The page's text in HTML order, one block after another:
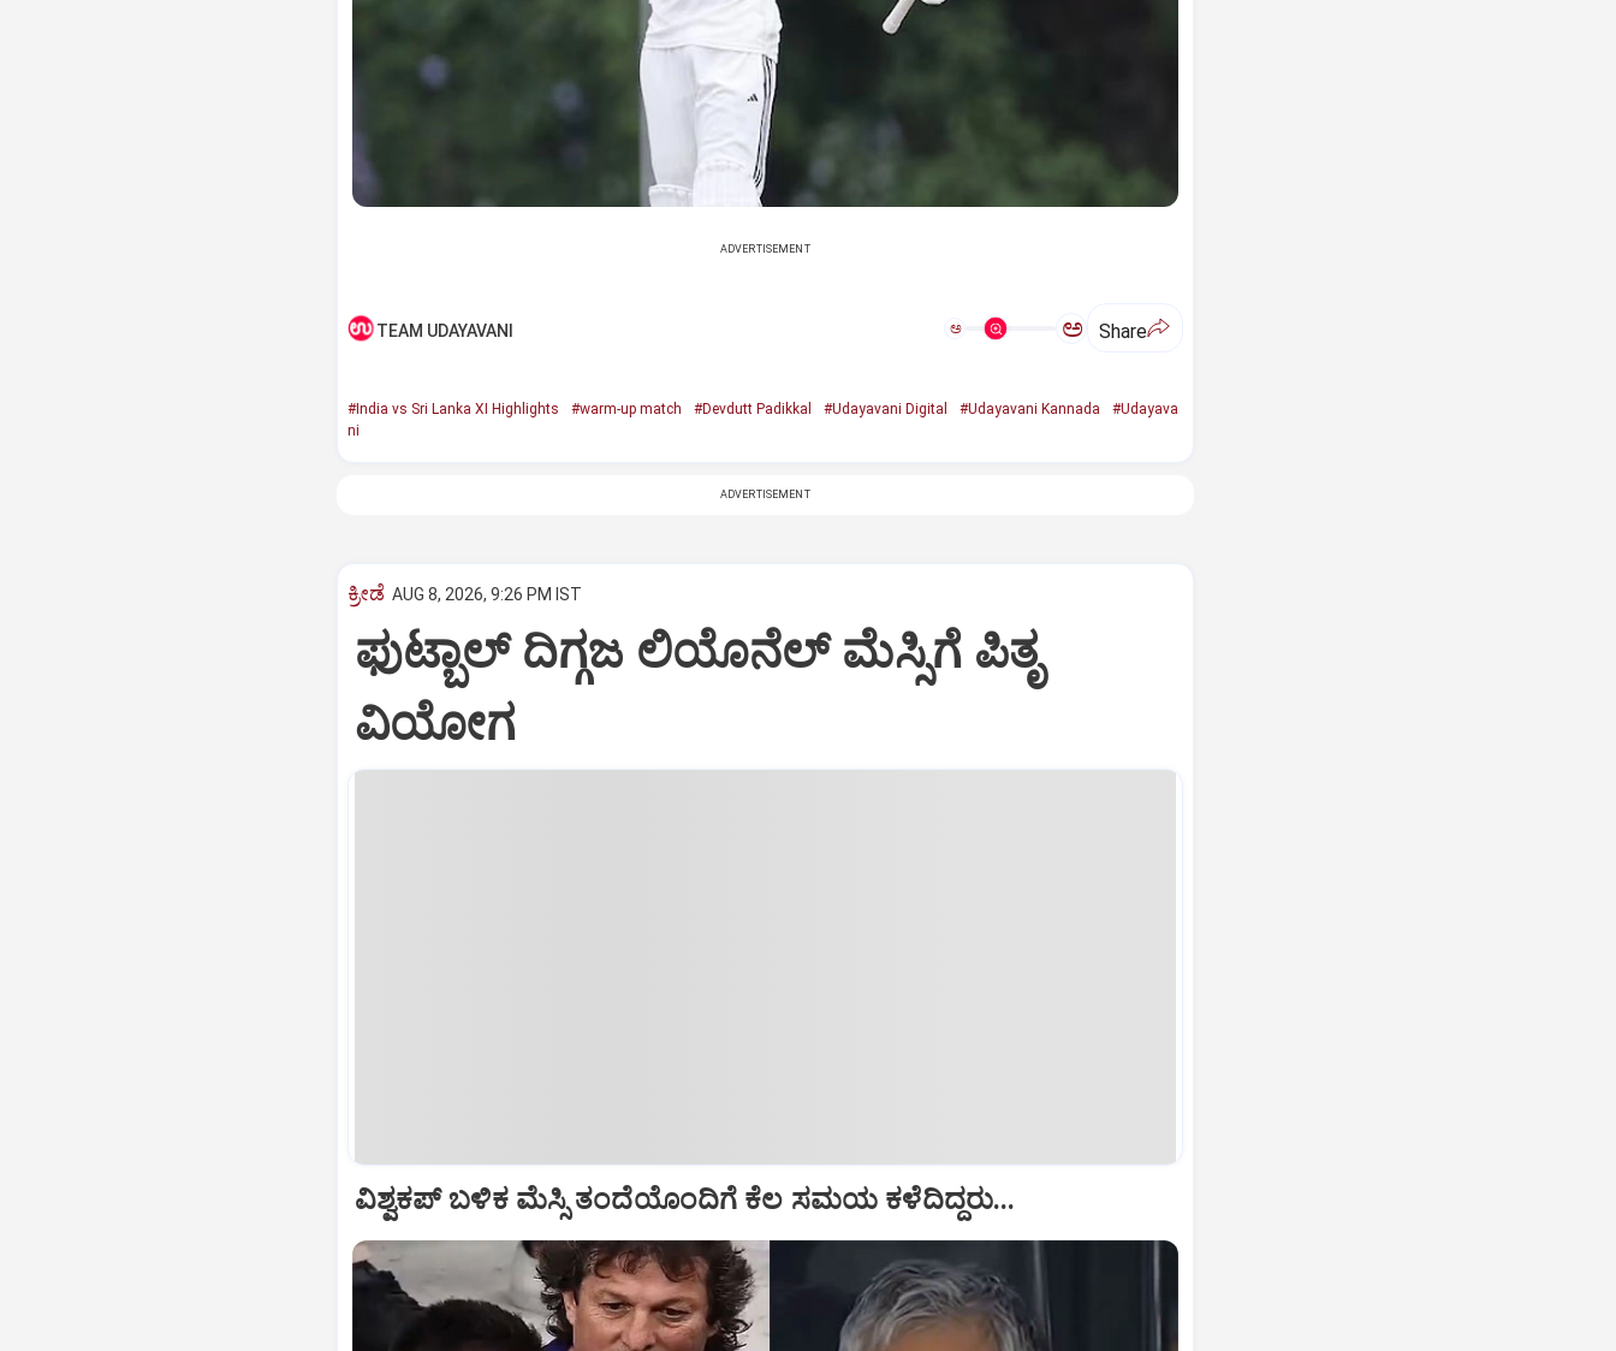
ADVERTISEMENT
TEAM UDAYAVANI ಅ ಅ Share
#India vs Sri Lanka XI Highlights #warm-up match #Devdutt Padikkal #Udayavani Digital #Udayavani Kannada
#Udayava
ni
ADVERTISEMENT
ಕ್ರೀಡೆ AUG 8, 2026, 9:26 PM IST
ಫುಟ್ಬಾಲ್ ದಿಗ್ಗಜ ಲಿಯೊನೆಲ್‌ ಮೆಸ್ಸಿಗೆ ಪಿತೃ
ವಿಯೋಗ
ವಿಶ್ವಕಪ್‌ ಬಳಿಕ ಮೆಸ್ಸಿ ತಂದೆಯೊಂದಿಗೆ ಕೆಲ ಸಮಯ ಕಳೆದಿದ್ದರು...